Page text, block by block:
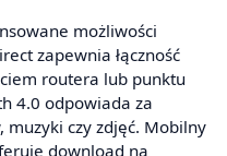
możliwości
zapewnia łączność
routera lub punktu
4.0 odpowiada za
czy zdjęć. Mobilny
download na